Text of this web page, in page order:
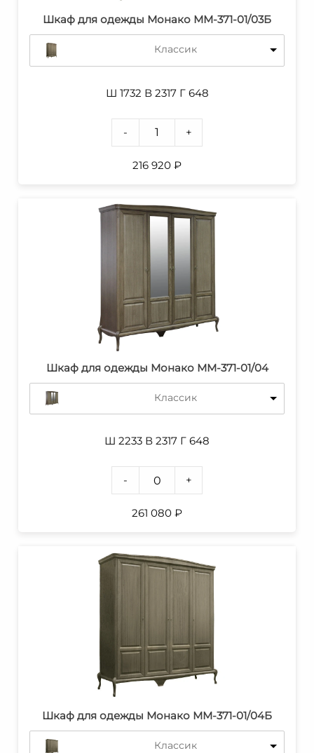
Шкаф для одежды Монако ММ-371-01/03Б
Классик
Ш 1732 В 2317 Г 648
- +
216 920 ₽
Шкаф для одежды Монако ММ-371-01/04
Классик
Ш 2233 В 2317 Г 648
- +
261 080 ₽
Шкаф для одежды Монако ММ-371-01/04Б
Классик